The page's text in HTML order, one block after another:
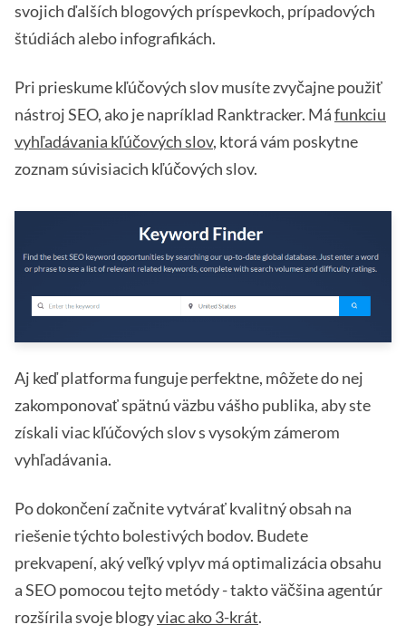
svojich ďalších blogových príspevkoch, prípadových
štúdiách alebo infografikách.
Pri prieskume kľúčových slov musíte zvyčajne použiť
nástroj SEO, ako je napríklad Ranktracker. Máfunkciu
vyhľadávania kľúčových slov, ktorá vám poskytne
zoznam súvisiacich kľúčových slov.
Aj keď platforma funguje perfektne, môžete do nej
zakomponovať spätnú väzbu vášho publika, aby ste
získali viac kľúčových slov s vysokým zámerom
vyhľadávania.
Po dokončení začnite vytvárať kvalitný obsah na
riešenie týchto bolestivých bodov. Budete
prekvapení, aký veľký vplyv má optimalizácia obsahu
a SEO pomocou tejto metódy - takto väčšina agentúr
rozšírila svoje blogyviac ako 3-krát.